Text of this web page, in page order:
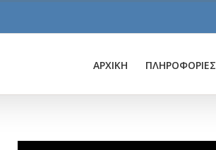
ΑΡΧΙΚΗ ΠΛΗΡΟΦΟΡΙΕΣ